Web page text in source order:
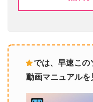
では、早速この
動画マニュアルを